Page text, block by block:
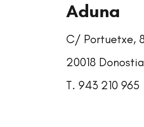
Aduna
C/ Portuetxe,
20018 Donostia
T. 943 210 965